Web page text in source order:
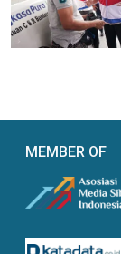
MEMBER OF